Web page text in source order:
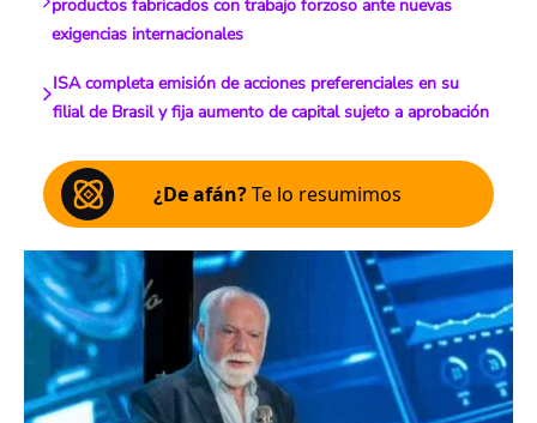
productos fabricados con trabajo forzoso ante nuevas
exigencias internacionales
ISA completa emisión de acciones preferenciales en su
filial de Brasil y fija aumento de capital sujeto a aprobación
¿De afán?Te lo resumimos